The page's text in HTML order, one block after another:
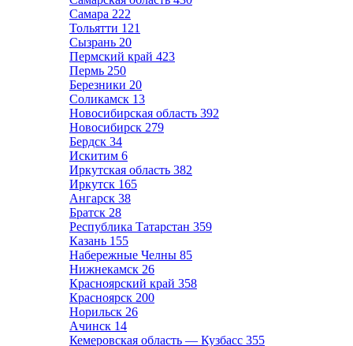
Самара 222
Тольятти 121
Сызрань 20
Пермский край 423
Пермь 250
Березники 20
Соликамск 13
Новосибирская область 392
Новосибирск 279
Бердск 34
Искитим 6
Иркутская область 382
Иркутск 165
Ангарск 38
Братск 28
Республика Татарстан 359
Казань 155
Набережные Челны 85
Нижнекамск 26
Красноярский край 358
Красноярск 200
Норильск 26
Ачинск 14
Кемеровская область — Кузбасс 355